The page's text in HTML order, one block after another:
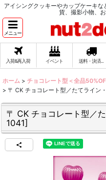
アイシングクッキーやカップケーキ
貨、撮影小物、
メニュー
入荷&再入荷 イベント 送料・決済...
ホーム > チョコレート型＜全品
> 〒 CK チョコレート型／たてライン
〒 CK チョコレート型／
1041]